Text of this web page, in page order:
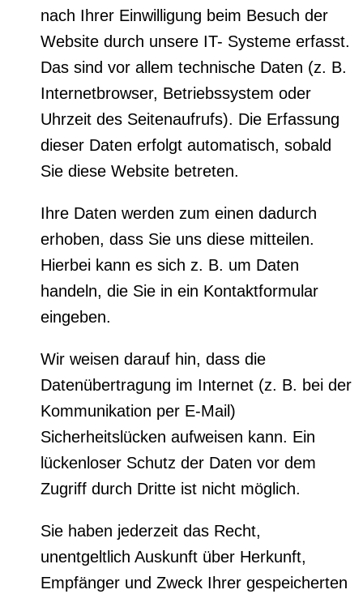
nach Ihrer Einwilligung beim Besuch der
Website durch unsere IT- Systeme erfasst.
Das sind vor allem technische Daten (z. B.
Internetbrowser, Betriebssystem oder
Uhrzeit des Seitenaufrufs). Die Erfassung
dieser Daten erfolgt automatisch, sobald
Sie diese Website betreten.
Ihre Daten werden zum einen dadurch
erhoben, dass Sie uns diese mitteilen.
Hierbei kann es sich z. B. um Daten
handeln, die Sie in ein Kontaktformular
eingeben.
Wir weisen darauf hin, dass die
Datenübertragung im Internet (z. B. bei der
Kommunikation per E-Mail)
Sicherheitslücken aufweisen kann. Ein
lückenloser Schutz der Daten vor dem
Zugriff durch Dritte ist nicht möglich.
Sie haben jederzeit das Recht,
unentgeltlich Auskunft über Herkunft,
Empfänger und Zweck Ihrer gespeicherten